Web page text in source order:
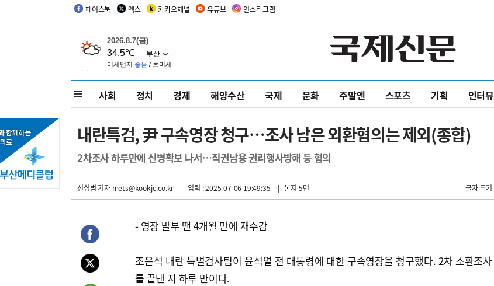
페이스북 엑스 카카오채널 유튜브 인스타그램
사회 정치 경제 해양수산 국제 문화 주말엔 스포츠 기획 인터뷰
내란특검, 尹 구속영장 청구…조사 남은 외환혐의는 제외(종합)
2차조사 하루만에 신병확보 나서…직권남용 권리행사방해 등 혐의
신심범 기자mets@kookje.co.kr | 입력 : 2025-07-06 19:49:35 | 본지 5면 글자 크기
- 영장 발부 땐 4개월 만에 재수감
조은석 내란 특별검사팀이 윤석열 전 대통령에 대한 구속영장을 청구했다. 2차 소환조사
를 끝낸 지 하루 만이다.